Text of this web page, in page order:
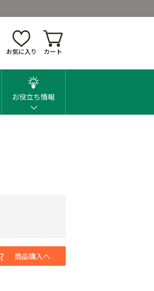
お気に入り カート
お役立ち情報
商品購入へ